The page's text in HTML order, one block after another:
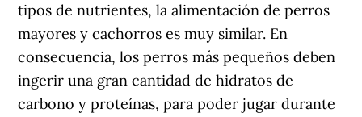
tipos de nutrientes, la alimentación de perros
mayores y cachorros es muy similar. En
consecuencia, los perros más pequeños deben
ingerir una gran cantidad de hidratos de
carbono y proteínas, para poder jugar durante